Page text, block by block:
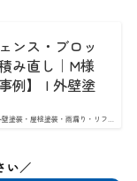
壁塗装・屋根塗装・雨漏り・リフ…
ンス・ブロッ
み直し｜M様
例】 | 外壁塗
い／